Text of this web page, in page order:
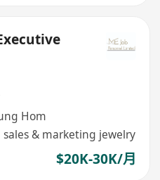
Hom
& marketing jewelry
$20K-30K/月